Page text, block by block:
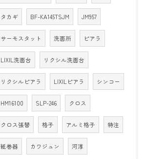
タカギ BF-KA145TSJM JM957
サーモスタット 洗面所 ピアラ
LIXIL洗面台 リクシル洗面台
リクシルピアラ LIXILピアラ シンコー
HM16100 SLP-246 クロス
クロス張替 格子 アルミ格子 特注
紙巻器 カワジュン 河淳